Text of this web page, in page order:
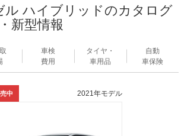
ル ハイブリッドのカタログ
新型情報
車検
費用
タイヤ・
車用品
自動
車保険
中 2021年モデル